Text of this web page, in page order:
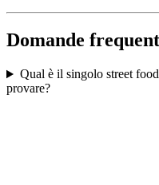
Domande
Qual è il singolo street
provare?